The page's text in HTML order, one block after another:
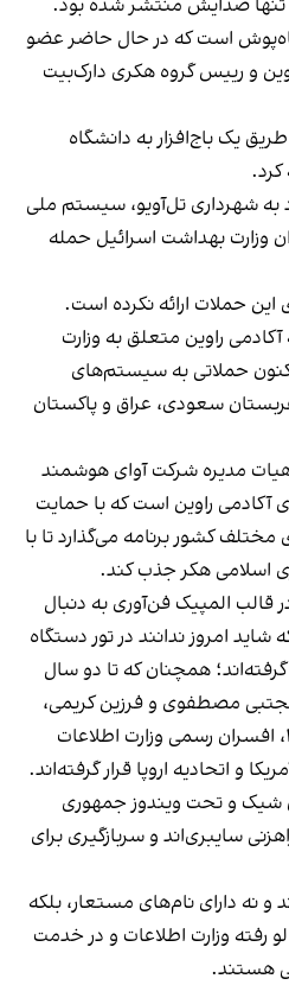
است که در حال حاضر عضو
و رییس گروه هکری دارک‌بیت
ژانویه سال ۲۰۲۳ از طریق یک باج‌افزار به دانشگاه
به شهرداری تل‌آویو، سیستم ملی
بهداشت اسرائیل حمله
این حملات ارائه نکرده است.
راوین متعلق به وزارت
حملاتی به سیستم‌های
عربستان سعودی، عراق و پاکستان
مدیره شرکت آوای هوشمند
آکادمی راوین است که با حمایت
مختلف کشور برنامه می‌گذارد تا با
اسلامی هکر جذب کند.
قالب المپیک فن‌آوری به دنبال
امروز ندانند در تور دستگاه‌
همچنان که تا دو سال
مصطفوی و فرزین کریمی،
متولد سال‌های ۱۳۶۶ و ۱۳۷۱، افسران رسمی وزارت اطلاعات
و اتحادیه اروپا قرار گرفته‌اند.
شیک و تحت ویندوز جمهوری
سایبری‌اند و سربازگیری برای
و نه دارای نام‌های مستعار، بلکه
رفته وزارت اطلاعات و در خدمت
هستند.